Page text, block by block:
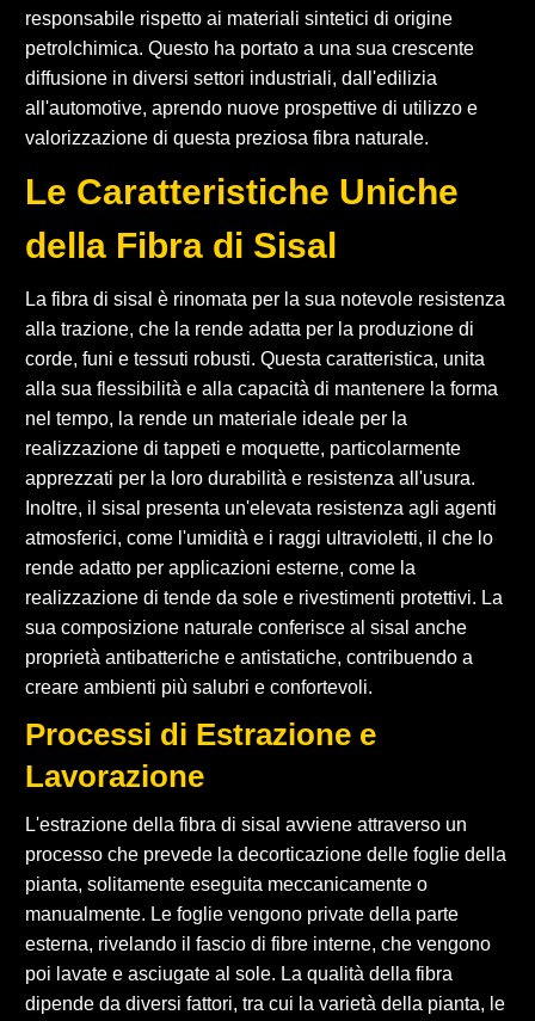
responsabile rispetto ai materiali sintetici di origine
petrolchimica. Questo ha portato a una sua crescente
diffusione in diversi settori industriali, dall'edilizia
all'automotive, aprendo nuove prospettive di utilizzo e
valorizzazione di questa preziosa fibra naturale.
Le Caratteristiche Uniche
della Fibra di Sisal
La fibra di sisal è rinomata per la sua notevole resistenza
alla trazione, che la rende adatta per la produzione di
corde, funi e tessuti robusti. Questa caratteristica, unita
alla sua flessibilità e alla capacità di mantenere la forma
nel tempo, la rende un materiale ideale per la
realizzazione di tappeti e moquette, particolarmente
apprezzati per la loro durabilità e resistenza all'usura.
Inoltre, il sisal presenta un'elevata resistenza agli agenti
atmosferici, come l'umidità e i raggi ultravioletti, il che lo
rende adatto per applicazioni esterne, come la
realizzazione di tende da sole e rivestimenti protettivi. La
sua composizione naturale conferisce al sisal anche
proprietà antibatteriche e antistatiche, contribuendo a
creare ambienti più salubri e confortevoli.
Processi di Estrazione e
Lavorazione
L'estrazione della fibra di sisal avviene attraverso un
processo che prevede la decorticazione delle foglie della
pianta, solitamente eseguita meccanicamente o
manualmente. Le foglie vengono private della parte
esterna, rivelando il fascio di fibre interne, che vengono
poi lavate e asciugate al sole. La qualità della fibra
dipende da diversi fattori, tra cui la varietà della pianta, le